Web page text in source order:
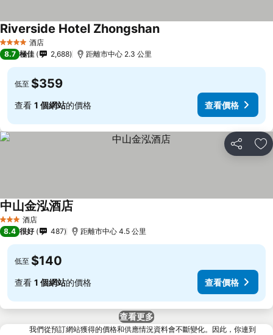
4 星級 酒店
Riverside Hotel Zhongshan
8.7 極佳 2,688 距離市中心 2.3 公里
低至 $359
查看 1 個網站的價格 查看價格
分享 放
3 星級 酒店
中山金泓酒店
8.4 很好 487 距離市中心 4.5 公里
低至 $140
查看 1 個網站的價格 查看價格
查看更多
我們從預訂網站獲得的價格和供應情況資料會不斷變化。因此，你連到